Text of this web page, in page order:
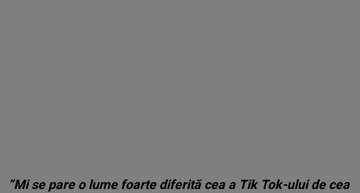
”Mi se pare o lume foarte diferită cea a Tik Tok-ului de cea